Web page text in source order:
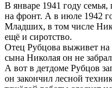
В январе 1941 году
на фронт. А в июле 1942
Младших, в том числе
ещё и сиротство.
Отец Рубцова выживет на
сына Николая он не
А вот в детдоме Рубцов
он закончил лесной